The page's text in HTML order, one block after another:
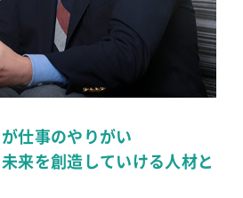
仕事のやりがい
来を創造していける人材と